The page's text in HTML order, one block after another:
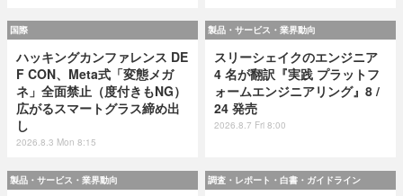
国際
ハッキングカンファレンス DE
F CON、Meta式「変態メガ
ネ」全面禁止（度付きもNG）
広がるスマートグラス締め出
し
2026.8.3 Mon 8:15
製品・サービス・業界動向
スリーシェイクのエンジニア
4 名が翻訳『実践 プラットフ
ォームエンジニアリング』8 /
24 発売
2026.8.7 Fri 8:00
製品・サービス・業界動向 調査・レポート・白書・ガイドライン